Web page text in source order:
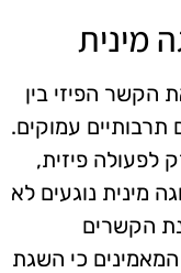
מינית
הקשר הפיזי בין
תרבותיים עמוקים.
לפעולה פיזית,
מינית נוגעים לא
הקשרים
המאמינים כי השגת